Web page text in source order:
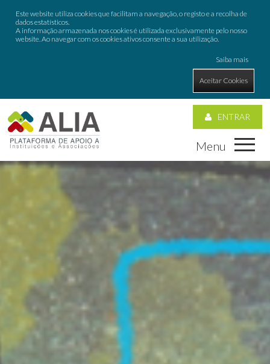
Este website utiliza cookies que facilitam a navegação, o registo e a recolha de
dados estatísticos.
A informação armazenada nos cookies é utilizada exclusivamente pelo nosso
website. Ao navegar com os cookies ativos consente a sua utilização.
Saiba mais
Aceitar Cookies
ENTRAR
Menu